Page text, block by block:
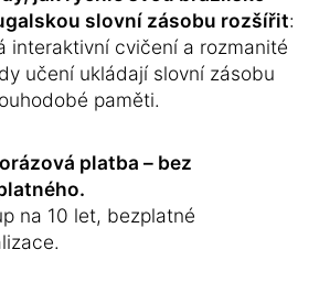
slovní zásobu rozšířit:
interaktivní cvičení a rozmanité
učení ukládají slovní zásobu
paměti.
platba – bez
na 10 let, bezplatné